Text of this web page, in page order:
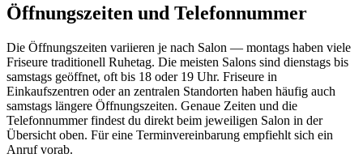
Öffnungszeiten und Telefonnummer
Die Öffnungszeiten variieren je nach Salon — montags haben viele
Friseure traditionell Ruhetag. Die meisten Salons sind dienstags bis
samstags geöffnet, oft bis 18 oder 19 Uhr. Friseure in
Einkaufszentren oder an zentralen Standorten haben häufig auch
samstags längere Öffnungszeiten. Genaue Zeiten und die
Telefonnummer findest du direkt beim jeweiligen Salon in der
Übersicht oben. Für eine Terminvereinbarung empfiehlt sich ein
Anruf vorab.